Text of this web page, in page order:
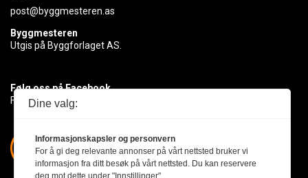
post@byggmesteren.as
Byggmesteren
Utgis på Byggforlaget AS.
Følg oss på Facebook
Få med deg det siste innen byggebransjen
Dine valg:
Informasjonskapsler og personvern
For å gi deg relevante annonser på vårt nettsted bruker vi
informasjon fra ditt besøk på vårt nettsted. Du kan reservere
deg mot dette under "Innstillinger".